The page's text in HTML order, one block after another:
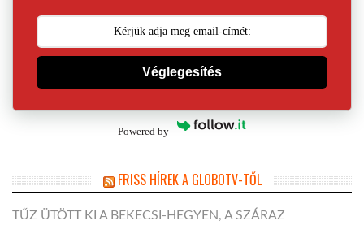
Véglegesítés
Powered by
FRISS HÍREK A GLOBOTV-TŐL
TŰZ ÜTÖTT KI A BEKECSI-HEGYEN, A SZÁRAZ